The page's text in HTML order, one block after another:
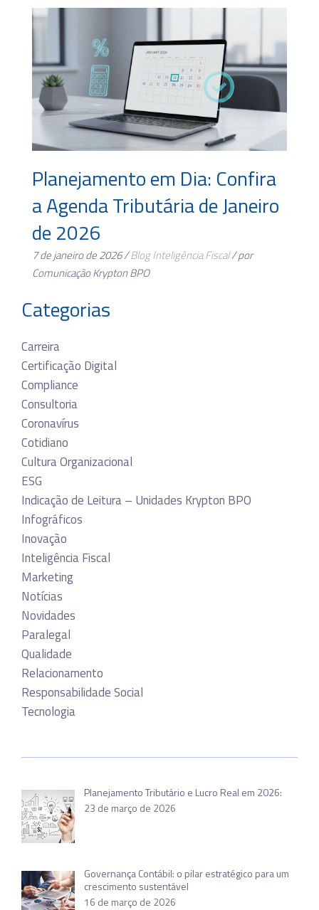
Planejamento em Dia: Confira
a Agenda Tributária de Janeiro
de 2026
7 de janeiro de 2026 /BlogInteligência Fiscal/ por
Comunicação Krypton BPO
Categorias
Carreira
Certificação Digital
Compliance
Consultoria
Coronavírus
Cotidiano
Cultura Organizacional
ESG
Indicação de Leitura – Unidades Krypton BPO
Infográficos
Inovação
Inteligência Fiscal
Marketing
Notícias
Novidades
Paralegal
Qualidade
Relacionamento
Responsabilidade Social
Tecnologia
Planejamento Tributário e Lucro Real em 2026:
23 de março de 2026
Governança Contábil: o pilar estratégico para um
crescimento sustentável
16 de março de 2026